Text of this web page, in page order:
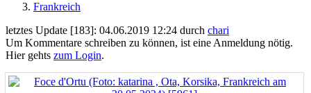
Frankreich
letztes Update [183]: 04.06.2019 12:24 durch chari
Um Kommentare schreiben zu können, ist eine Anmeldung nötig.
Hier gehts zum Login.